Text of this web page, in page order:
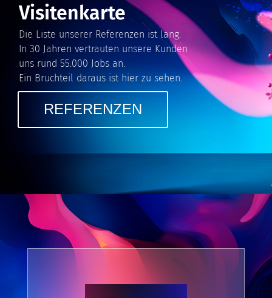
Visitenkarte
Die Liste unserer Referenzen ist lang.
In 30 Jahren vertrauten unsere Kunden
uns rund 55.000 Jobs an.
Ein Bruchteil daraus ist hier zu sehen.
REFERENZEN